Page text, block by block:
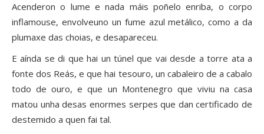
Acenderon o lume e nada máis poñelo enriba, o corpo
inflamouse, envolveuno un fume azul metálico, como a da
plumaxe das choias, e desapareceu.
E aínda se di que hai un túnel que vai desde a torre ata a
fonte dos Reás, e que hai tesouro, un cabaleiro de a cabalo
todo de ouro, e que un Montenegro que viviu na casa
matou unha desas enormes serpes que dan certificado de
destemido a quen fai tal.